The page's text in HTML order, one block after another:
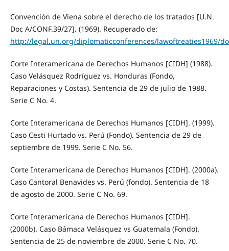
Convención de Viena sobre el derecho de los tratados [U.N.
Doc A/CONF.39/27]. (1969). Recuperado de:
http://legal.un.org/diplomaticconferences/lawoftreaties1969/
Corte Interamericana de Derechos Humanos [CIDH] (1988).
Caso Velásquez Rodríguez vs. Honduras (Fondo,
Reparaciones y Costas). Sentencia de 29 de julio de 1988.
Serie C No. 4.
Corte Interamericana de Derechos Humanos [CIDH]. (1999).
Caso Cesti Hurtado vs. Perú (Fondo). Sentencia de 29 de
septiembre de 1999. Serie C No. 56.
Corte Interamericana de Derechos Humanos [CIDH]. (2000a).
Caso Cantoral Benavides vs. Perú (fondo). Sentencia de 18
de agosto de 2000. Serie C No. 69.
Corte Interamericana de Derechos Humanos [CIDH].
(2000b). Caso Bámaca Velásquez vs Guatemala (Fondo).
Sentencia de 25 de noviembre de 2000. Serie C No. 70.